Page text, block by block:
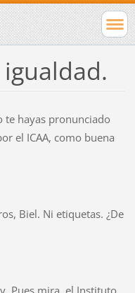
te hayas pronunciado
el ICAA, como buena
Biel. Ni etiquetas. ¿De
Pues mira, el Instituto